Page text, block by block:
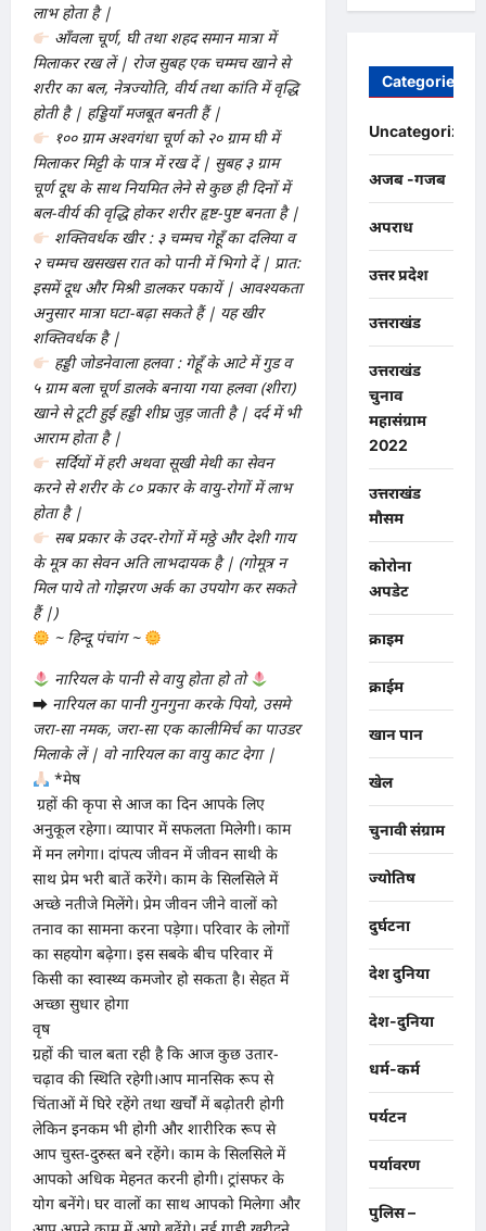
लाभ होता है |
आँवला चूर्ण, घी तथा शहद समान मात्रा में
मिलाकर रख लें | रोज सुबह एक चम्मच खाने से
शरीर का बल, नेत्रज्योति, वीर्य तथा कांति में वृद्धि
होती है | हड्डियाँ मजबूत बनती हैं |
१०० ग्राम अश्वगंधा चूर्ण को २० ग्राम घी में
मिलाकर मिट्टी के पात्र में रख दें | सुबह ३ ग्राम
चूर्ण दूध के साथ नियमित लेने से कुछ ही दिनों में
बल-वीर्य की वृद्धि होकर शरीर हृष्ट-पुष्ट बनता है |
शक्तिवर्धक खीर : ३ चम्मच गेहूँ का दलिया व
२ चम्मच खसखस रात को पानी में भिगो दें | प्रात:
इसमें दूध और मिश्री डालकर पकायें | आवश्यकता
अनुसार मात्रा घटा-बढ़ा सकते हैं | यह खीर
शक्तिवर्धक है |
हड्डी जोडनेवाला हलवा : गेहूँ के आटे में गुड व
५ ग्राम बला चूर्ण डालके बनाया गया हलवा (शीरा)
खाने से टूटी हुई हड्डी शीघ्र जुड़ जाती है | दर्द में भी
आराम होता है |
सर्दियों में हरी अथवा सूखी मेथी का सेवन
करने से शरीर के ८० प्रकार के वायु-रोगों में लाभ
होता है |
सब प्रकार के उदर-रोगों में मठ्ठे और देशी गाय
के मूत्र का सेवन अति लाभदायक है | (गोमूत्र न
मिल पाये तो गोझरण अर्क का उपयोग कर सकते
हैं |)
~ हिन्दू पंचांग ~
नारियल के पानी से वायु होता हो तो
➡ नारियल का पानी गुनगुना करके पियो, उसमे
जरा-सा नमक, जरा-सा एक कालीमिर्च का पाउडर
मिलाके लें | वो नारियल का वायु काट देगा |
*मेष
ग्रहों की कृपा से आज का दिन आपके लिए
अनुकूल रहेगा। व्यापार में सफलता मिलेगी। काम
में मन लगेगा। दांपत्य जीवन में जीवन साथी के
साथ प्रेम भरी बातें करेंगे। काम के सिलसिले में
अच्छे नतीजे मिलेंगे। प्रेम जीवन जीने वालों को
तनाव का सामना करना पड़ेगा। परिवार के लोगों
का सहयोग बढ़ेगा। इस सबके बीच परिवार में
किसी का स्वास्थ्य कमजोर हो सकता है। सेहत में
अच्छा सुधार होगा
वृष
ग्रहों की चाल बता रही है कि आज कुछ उतार-
चढ़ाव की स्थिति रहेगी।आप मानसिक रूप से
चिंताओं में घिरे रहेंगे तथा खर्चों में बढ़ोतरी होगी
लेकिन इनकम भी होगी और शारीरिक रूप से
आप चुस्त-दुरुस्त बने रहेंगे। काम के सिलसिले में
आपको अधिक मेहनत करनी होगी। ट्रांसफर के
योग बनेंगे। घर वालों का साथ आपको मिलेगा और
Categories
Uncategorized
अजब -गजब
अपराध
उत्तर प्रदेश
उत्तराखंड
उत्तराखंड
चुनाव
महासंग्राम
2022
उत्तराखंड
मौसम
कोरोना
अपडेट
क्राइम
क्राईम
खान पान
खेल
चुनावी संग्राम
ज्योतिष
दुर्घटना
देश दुनिया
देश-दुनिया
धर्म-कर्म
पर्यटन
पर्यावरण
पुलिस –